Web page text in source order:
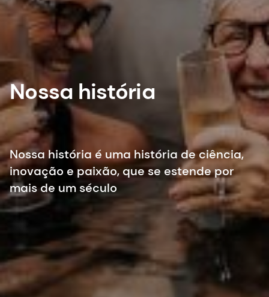
Nossa história
Nossa história é uma história de ciência,
inovação e paixão, que se estende por
mais de um século